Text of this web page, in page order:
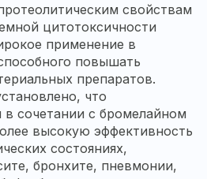
свойствам
цитотоксичности
применение в
повышать
препаратов.
что
в сочетании с бромелайном
высокую эффективность
состояниях,
бронхите, пневмонии,